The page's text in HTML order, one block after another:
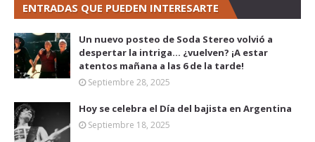
ENTRADAS QUE PUEDEN INTERESARTE
Un nuevo posteo de Soda Stereo volvió a
despertar la intriga... ¿vuelven? ¡A estar
atentos mañana a las 6 de la tarde!
Septiembre 28, 2025
Hoy se celebra el Día del bajista en Argentina
Septiembre 18, 2025